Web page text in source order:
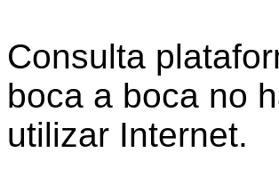
Consulta
boca a boca no
utilizar Internet.